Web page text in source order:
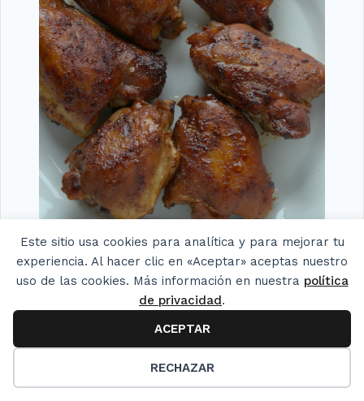
Este sitio usa cookies para analítica y para mejorar tu
experiencia. Al hacer clic en «Aceptar» aceptas nuestro
uso de las cookies. Más información en nuestra política
de privacidad.
ACEPTAR
RECHAZAR
Pollo a la barbacoa. Receta cubana